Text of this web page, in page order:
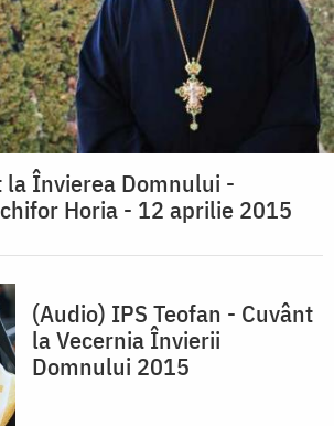
la Învierea Domnului -
Horia - 12 aprilie 2015
(Audio) IPS Teofan - Cuvânt
la Vecernia Învierii
Domnului 2015